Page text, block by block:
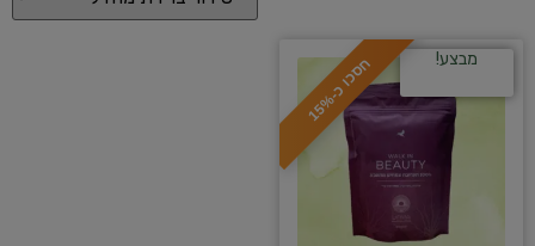
ח
ס
כ
ו
כ
-
1
5
% מבצע!